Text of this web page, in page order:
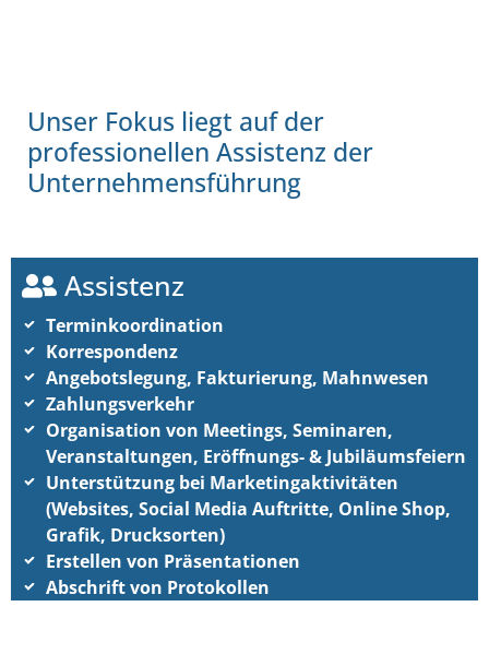
Unser Fokus liegt auf der
professionellen Assistenz der
Unternehmensführung
Assistenz
Terminkoordination
Korrespondenz
Angebotslegung, Fakturierung, Mahnwesen
Zahlungsverkehr
Organisation von Meetings, Seminaren,
Veranstaltungen, Eröffnungs- & Jubiläumsfeiern
Unterstützung bei Marketingaktivitäten
(Websites, Social Media Auftritte, Online Shop,
Grafik, Drucksorten)
Erstellen von Präsentationen
Abschrift von Protokollen